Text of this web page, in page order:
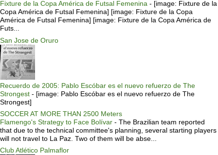
Fixture de la Copa América de Futsal Femenina - [image: Fixture de la
Copa América de Futsal Femenina] [image: Fixture de la Copa
América de Futsal Femenina] [image: Fixture de la Copa América de
Futs...
San Jose de Oruro
Recuerdo de 2005: Pablo Escóbar es el nuevo refuerzo de The
Strongest - [image: Pablo Escóbar es el nuevo refuerzo de The
Strongest]
SOCCER AT MORE THAN 2500 Meters
Flamengo's Strategy to Face Bolívar - The Brazilian team reported
that due to the technical committee's planning, several starting players
will not travel to La Paz. Two of them will be abse...
Club Atlético Palmaflor